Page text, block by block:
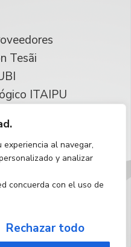
experiencia al navegar,
y analizar
concuerda con el uso de
Rechazar todo
Tesãi
ITAIPU
los derechos